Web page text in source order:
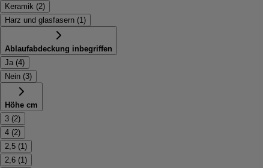
Keramik (2)
Harz und glasfasern (1)
Ablaufabdeckung inbegriffen
Ja (4)
Nein (3)
Höhe cm
3 (2)
4 (2)
2,5 (1)
2,6 (1)